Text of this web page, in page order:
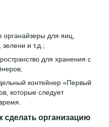
органайзеры для яиц,
и т.д.;
для хранения с
контейнер «Первый
которые следует
сделать организацию